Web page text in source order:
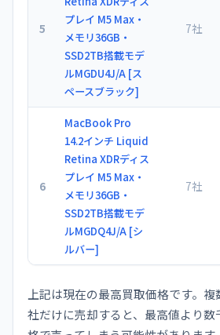
5
プレイ M5 Max・
メモリ36GB・
SSD2TB搭載モデ
ルMGDU4J/A [ス
ペースブラック]
7社
6
MacBook Pro
14.2インチ Liquid
Retina XDRディス
プレイ M5 Max・
メモリ36GB・
SSD2TB搭載モデ
ルMGDQ4J/A [シ
ルバー]
7社
上記は現在の最高買取価格です。
社だけに売却すると、最高値より